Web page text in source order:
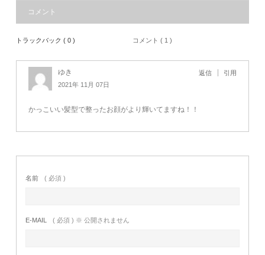
コメント
トラックバック ( 0 ) コメント ( 1 )
ゆき
2021年 11月 07日
返信 引用
かっこいい髪型で整ったお顔がより輝いてますね！！
名前 ( 必須 )
E-MAIL ( 必須 ) ※ 公開されません